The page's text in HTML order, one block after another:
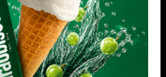
TÁBLA TÉGLALAP 5X-ÖS